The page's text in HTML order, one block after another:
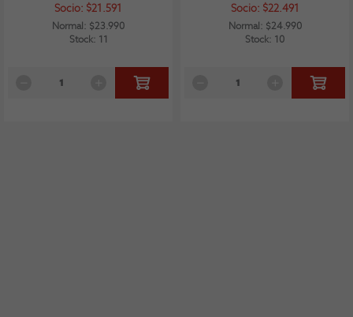
Socio: $21.591
Normal: $23.990
Stock: 11
Socio: $22.491
Normal: $24.990
Stock: 10